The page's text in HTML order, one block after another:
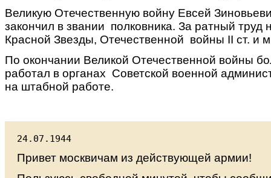
Великую Отечественную войну Евсей
закончил в звании полковника. За ратный труд
Красной Звезды, Отечественной войны II ст. и
По окончании Великой Отечественной войны
работал в органах Советской военной
на штабной работе.
24.07.1944
Привет москвичам из действующей армии!